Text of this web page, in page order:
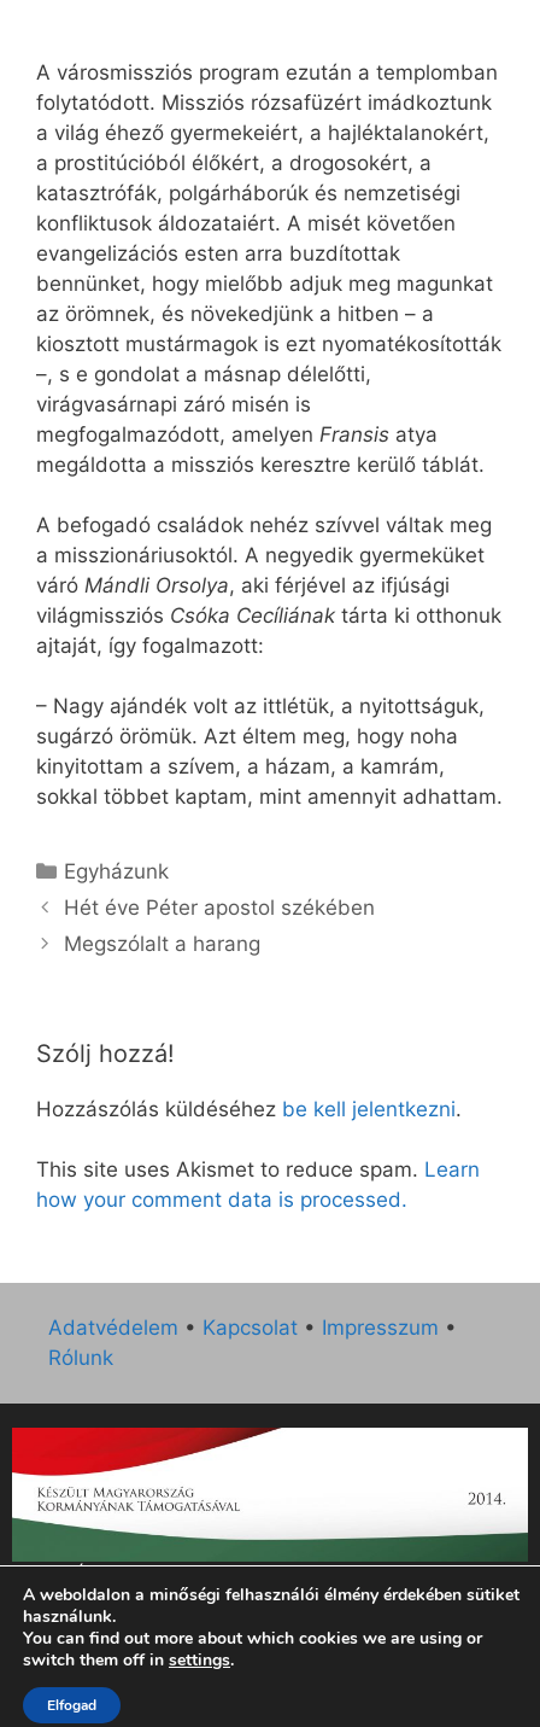
A városmissziós program ezután a templomban
folytatódott. Missziós rózsafüzért imádkoztunk
a világ éhező gyermekeiért, a hajléktalanokért,
a prostitúcióból élőkért, a drogosokért, a
katasztrófák, polgárháborúk és nemzetiségi
konfliktusok áldozataiért. A misét követően
evangelizációs esten arra buzdítottak
bennünket, hogy mielőbb adjuk meg magunkat
az örömnek, és növekedjünk a hitben – a
kiosztott mustármagok is ezt nyomatékosították
–, s e gondolat a másnap délelőtti,
virágvasárnapi záró misén is
megfogalmazódott, amelyen Fransis atya
megáldotta a missziós keresztre kerülő táblát.
A befogadó családok nehéz szívvel váltak meg
a misszionáriusoktól. A negyedik gyermeküket
váró Mándli Orsolya, aki férjével az ifjúsági
világmissziós Csóka Cecíliának tárta ki otthonuk
ajtaját, így fogalmazott:
– Nagy ajándék volt az ittlétük, a nyitottságuk,
sugárzó örömük. Azt éltem meg, hogy noha
kinyitottam a szívem, a házam, a kamrám,
sokkal többet kaptam, mint amennyit adhattam.
Kategória
Egyházunk
Hét éve Péter apostol székében
Megszólalt a harang
Szólj hozzá!
Hozzászólás küldéséhez be kell jelentkezni.
This site uses Akismet to reduce spam. Learn
how your comment data is processed.
Adatvédelem • Kapcsolat • Impresszum •
Rólunk
„Az Új Ember katolikus hetilap 2014. évi működésének
támogatását az EGYH-KCP-14-P-0121 sz. támogatási
szerződés keretében 3 000 000 Ft összegben támogatta az
Emberi Erőforrások Minisztériuma.”
© 2026 Magyar Kurír - Új Ember
A weboldalon a minőségi felhasználói élmény érdekében sütiket
használunk.
You can find out more about which cookies we are using or
switch them off in settings.
Elfogad